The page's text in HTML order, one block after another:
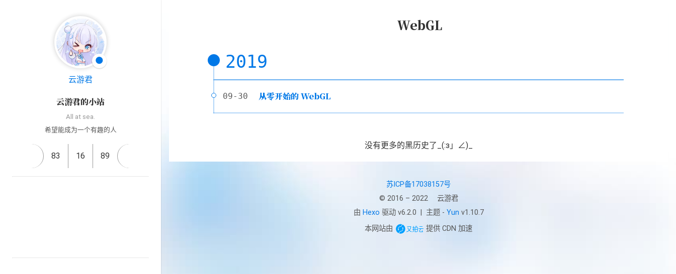
🌑
云游君
云游君的小站
All at sea.
希望能成为一个有趣的人
83 16 89
WebGL
2019
09-30 从零开始的 WebGL
没有更多的黑历史了_(:з」∠)_
苏ICP备17038157号
© 2016 – 2022
云游君
由 Hexo 驱动 v6.2.0 主题 - Yun v1.10.7
本网站由
提供 CDN 加速